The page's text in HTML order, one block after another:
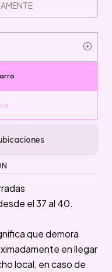
el 37 al 40.
que demora
en llegar
local, en caso de